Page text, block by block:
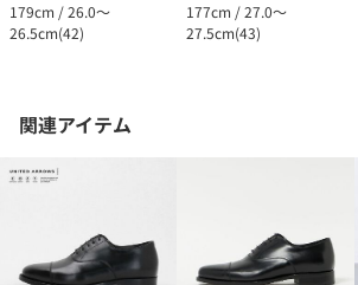
179cm / 26.0～
26.5cm(42)
177cm / 27.0～
27.5cm(43)
関連アイテム